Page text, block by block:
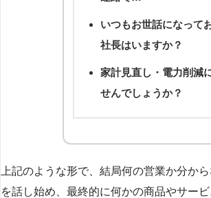
いつもお世話になって
社長はいますか？
家計見直し・電力削減
せんでしょうか？
上記のような形で、結局何の営業か分か
を話し始め、最終的に何かの商品やサー